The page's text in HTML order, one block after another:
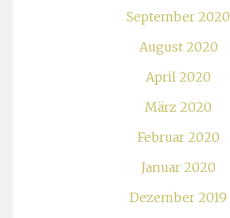
September 2020
August 2020
April 2020
März 2020
Februar 2020
Januar 2020
Dezember 2019